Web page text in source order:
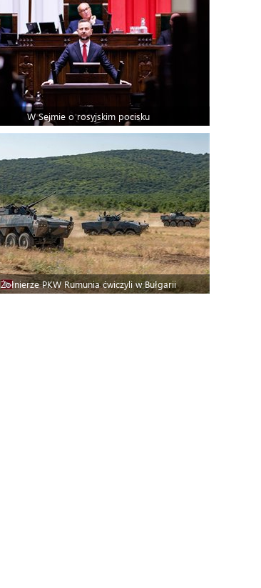
W Sejmie o rosyjskim pocisku
Żołnierze PKW Rumunia ćwiczyli w Bułgarii